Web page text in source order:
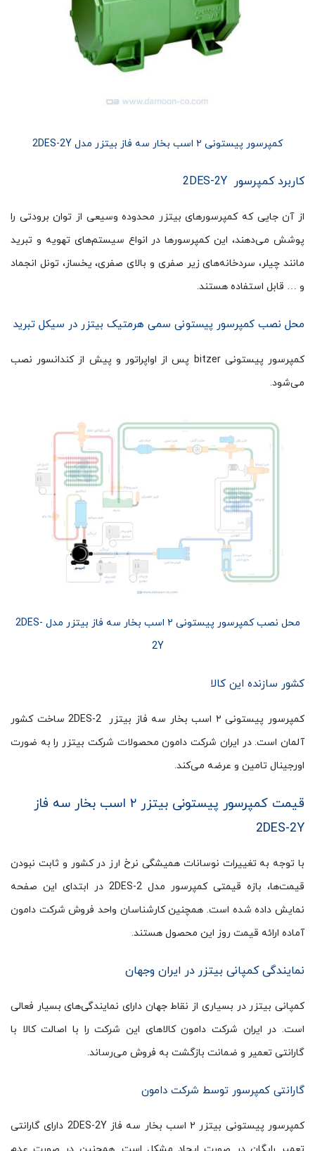
کمپرسور پیستونی ۲ اسب بخار سه فاز بیتزر مدل 2DES-2Y
کاربرد کمپرسور 2DES-2Y
از آن جایی که کمپرسورهای بیتزر محدوده وسیعی از توان برودتی را
پوشش می‌دهند، این کمپرسورها در انواع سیستم‌های تهویه و تبرید
مانند چیلر، سردخانه‌های زیر صفری و بالای صفری، یخساز، تونل انجماد
و … قابل استفاده هستند.
محل نصب کمپرسور پیستونی سمی هرمتیک بیتزر در سیکل تبرید
کمپرسور پیستونی bitzer پس از اواپراتور و پیش از کندانسور نصب
می‌شود.
محل نصب کمپرسور پیستونی ۲ اسب بخار سه فاز بیتزر مدل 2DES-
2Y
کشور سازنده این کالا
کمپرسور پیستونی ۲ اسب بخار سه فاز بیتزر 2DES-2 ساخت کشور
آلمان است. در ایران شرکت دامون محصولات شرکت بیتزر را به ضورت
اورجینال تامین و عرضه می‌کند.
قیمت کمپرسور پیستونی بیتزر ۲ اسب بخار سه فاز
2DES-2Y
با توجه به تغییرات نوسانات همیشگی نرخ ارز در کشور و ثابت نبودن
قیمت‌ها، بازه قیمتی کمپرسور مدل 2DES-2 در ابتدای این صفحه
نمایش داده شده است. همچنین کارشناسان واحد فروش شرکت دامون
آماده ارائه قیمت روز این محصول هستند.
نمایندگی کمپانی بیتزر در ایران وجهان
کمپانی بیتزر در بسیاری از نقاط جهان دارای نمایندگی‌های بسیار فعالی
است. در ایران شرکت دامون کالاهای این شرکت را با اصالت کالا با
گارانتی تعمیر و ضمانت بازگشت به فروش می‌رساند.
گارانتی کمپرسور توسط شرکت دامون
کمپرسور پیستونی بیتزر ۲ اسب بخار سه فاز 2DES-2Y دارای گارانتی